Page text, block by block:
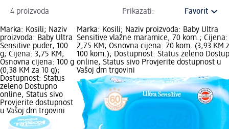
4 proizvoda Prikazati:
Marka: Kosili; Naziv
proizvoda: Baby Ultra
Sensitive puder, 100
g; Cijena: 3,75 KM;
Osnovna cijena: 100 g
(0,38 KM za 10 g);
Dostupnost: Status
zeleno Dostupno
online, Status sivo
Provjerite dostupnost
u Vašoj dm trgovini
Marka: Kosili; Naziv proizvoda: Baby Ultra
Sensitive vlažne maramice, 70 kom.; Cijena:
2,75 KM; Osnovna cijena: 70 kom. (3,93 KM
100 kom.); Dostupnost: Status zeleno
online, Status sivo Provjerite dostupnost u
Vašoj dm trgovini